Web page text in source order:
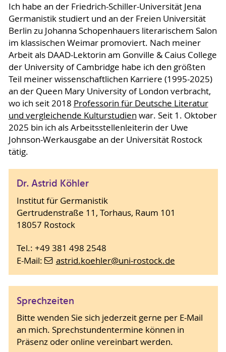
Ich habe an der Friedrich-Schiller-Universität Jena
Germanistik studiert und an der Freien Universität
Berlin zu Johanna Schopenhauers literarischem Salon
im klassischen Weimar promoviert. Nach meiner
Arbeit als DAAD-Lektorin am Gonville & Caius College
der University of Cambridge habe ich den größten
Teil meiner wissenschaftlichen Karriere (1995-2025)
an der Queen Mary University of London verbracht,
wo ich seit 2018 Professorin für Deutsche Literatur
und vergleichende Kulturstudien war. Seit 1. Oktober
2025 bin ich als Arbeitsstellenleiterin der Uwe
Johnson-Werkausgabe an der Universität Rostock
tätig.
Dr. Astrid Köhler
Institut für Germanistik
Gertrudenstraße 11, Torhaus, Raum 101
18057 Rostock
Tel.: +49 381 498 2548
E-Mail:
astrid.koehler@uni-rostock.de
Sprechzeiten
Bitte wenden Sie sich jederzeit gerne per E-Mail
an mich. Sprechstundentermine können in
Präsenz oder online vereinbart werden.